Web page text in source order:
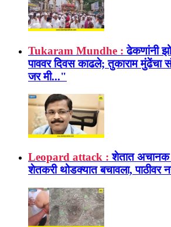
Tukaram Mundhe : ढेकणांनी
पाववर दिवस काढले; तुकाराम
जर मी..."
Leopard attack : शेतात अचानक
शेतकरी थोडक्यात बचावला,